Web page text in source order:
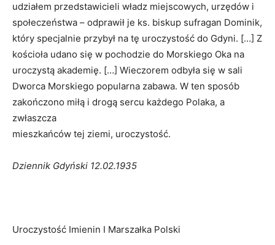
udziałem przedstawicieli władz miejscowych, urzędów i
społeczeństwa – odprawił je ks. biskup sufragan Dominik,
który specjalnie przybył na tę uroczystość do Gdyni. […] Z
kościoła udano się w pochodzie do Morskiego Oka na
uroczystą akademię. […] Wieczorem odbyła się w sali
Dworca Morskiego popularna zabawa. W ten sposób
zakończono miłą i drogą sercu każdego Polaka, a
zwłaszcza
mieszkańców tej ziemi, uroczystość.
Dziennik Gdyński 12.02.1935
Uroczystość Imienin I Marszałka Polski